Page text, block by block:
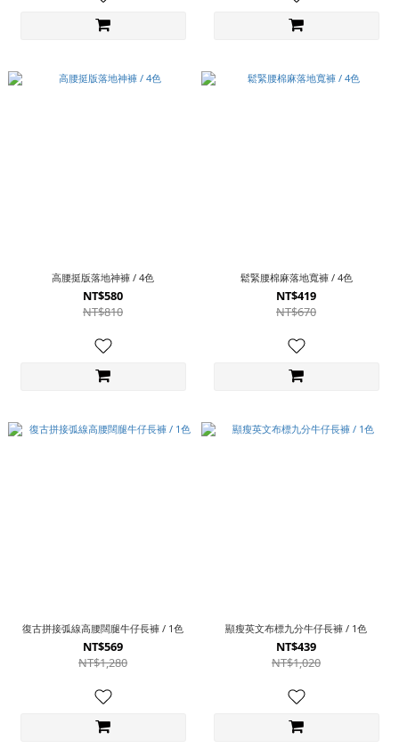
高腰挺版落地神褲 / 4色
NT$580
NT$810
鬆緊腰棉麻落地寬褲 / 4色
NT$419
NT$670
復古拼接弧線高腰闊腿牛仔長褲 / 1色
NT$569
NT$1,280
顯瘦英文布標九分牛仔長褲 / 1色
NT$439
NT$1,020